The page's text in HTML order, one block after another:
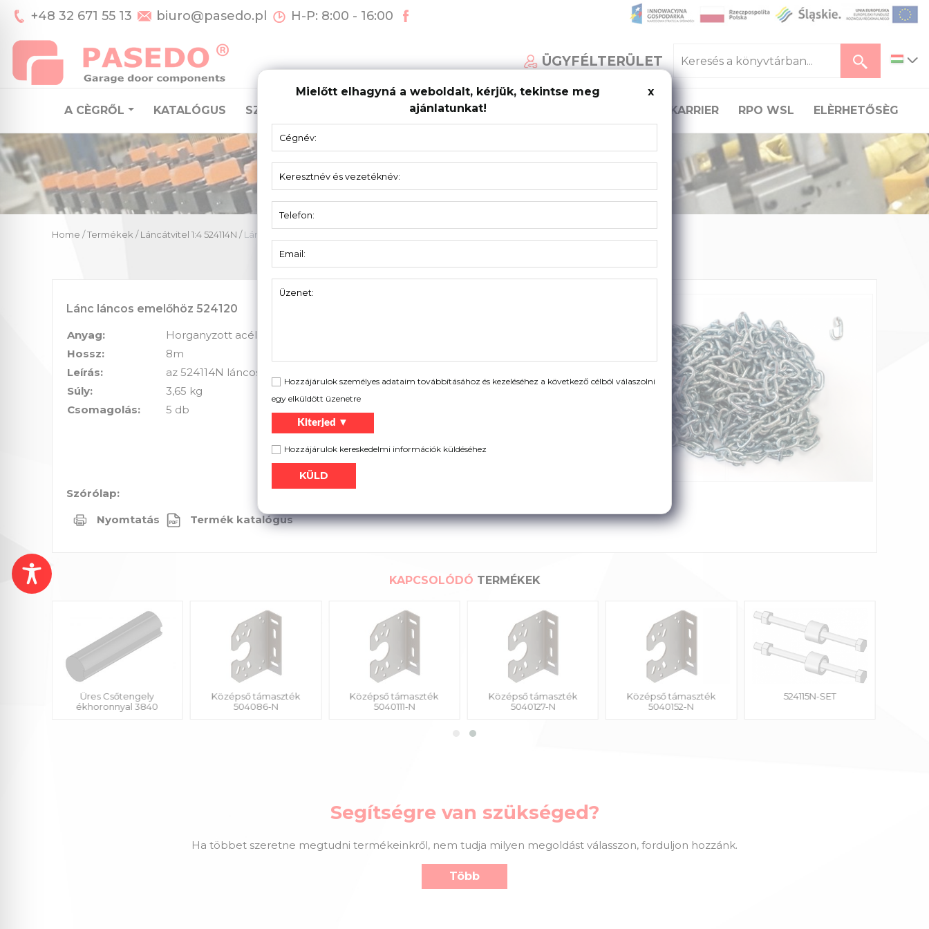
+48 32 671 55 13 biuro@pasedo.pl H-P: 8:00 - 16:00
ÜGYFÉLTERÜLET
A CÈGRŐL KATALÓGUS SZEKCIONÁLT KAPURENDSZEREK AKTUALITÁS KARRIER RPO WSL ELÈRHETŐSÈG
Mielőtt elhagyná a weboldalt, kérjük, tekintse meg
ajánlatunkat!
x
Hozzájárulok személyes adataim továbbításához és kezeléséhez a következő célból válaszolni
egy elküldött üzenetre
Kiterjed ▼
Hozzájárulok kereskedelmi információk küldéséhez
Home /Termékek /Láncátvitel 1:4 524114N /Lánc láncos emelőhöz 524120
Lánc láncos emelőhöz 524120
Anyag:
Horganyzott acél
Hossz:
8m
Leírás:
az 524114N láncos emelőhöz igazítva
Súly:
3,65 kg
Csomagolás:
5 db
Szórólap:
Nyomtatás
Termék katalógus
KAPCSOLÓDÓ TERMÉKEK
Üres Csőtengely
ékhoronnyal 3840
Középső támaszték
504086-N
Középső támaszték
5040111-N
Középső támaszték
5040127-N
Középső támaszték
5040152-N
524115N-SET
Segítségre van szükséged?
Ha többet szeretne megtudni termékeinkről, nem tudja milyen megoldást válasszon, forduljon hozzánk.
Több